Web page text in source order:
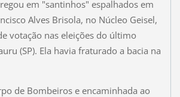
em "santinhos" espalhados em
Alves Brisola, no Núcleo Geisel,
votação nas eleições do último
(SP). Ela havia fraturado a bacia na
de Bombeiros e encaminhada ao